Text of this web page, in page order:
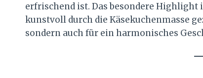
erfrischend ist. Das besondere
kunstvoll durch die Käsekuchenmasse
sondern auch für ein harmonisches